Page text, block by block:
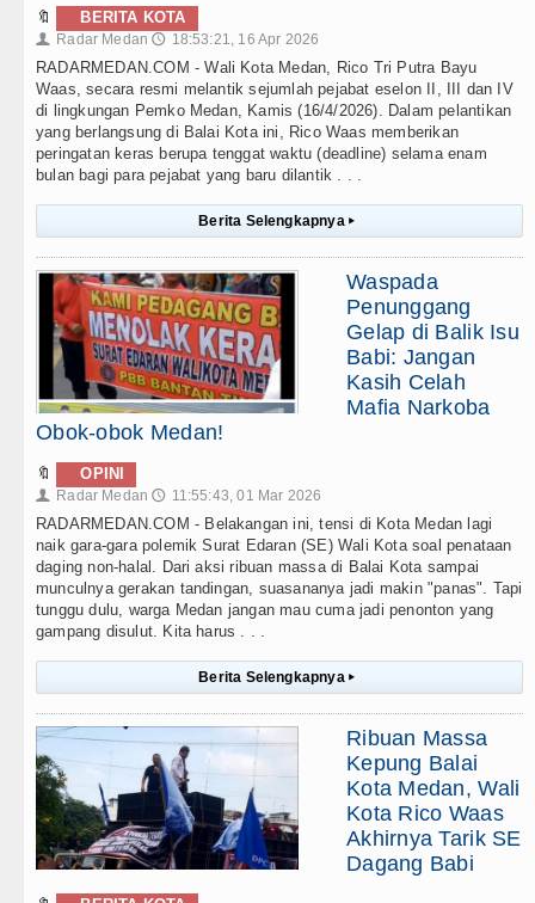
🔖 BERITA KOTA
👤 Radar Medan 🕔 18:53:21, 16 Apr 2026
RADARMEDAN.COM - Wali Kota Medan, Rico Tri Putra Bayu
Waas, secara resmi melantik sejumlah pejabat eselon II, III dan IV
di lingkungan Pemko Medan, Kamis (16/4/2026). Dalam pelantikan
yang berlangsung di Balai Kota ini, Rico Waas memberikan
peringatan keras berupa tenggat waktu (deadline) selama enam
bulan bagi para pejabat yang baru dilantik . . .
Berita Selengkapnya ▸
Waspada
Penunggang
Gelap di Balik Isu
Babi: Jangan
Kasih Celah
Mafia Narkoba
Obok-obok Medan!
🔖 OPINI
👤 Radar Medan 🕔 11:55:43, 01 Mar 2026
RADARMEDAN.COM - Belakangan ini, tensi di Kota Medan lagi
naik gara-gara polemik Surat Edaran (SE) Wali Kota soal penataan
daging non-halal. Dari aksi ribuan massa di Balai Kota sampai
munculnya gerakan tandingan, suasananya jadi makin "panas". Tapi
tunggu dulu, warga Medan jangan mau cuma jadi penonton yang
gampang disulut. Kita harus . . .
Berita Selengkapnya ▸
Ribuan Massa
Kepung Balai
Kota Medan, Wali
Kota Rico Waas
Akhirnya Tarik SE
Dagang Babi